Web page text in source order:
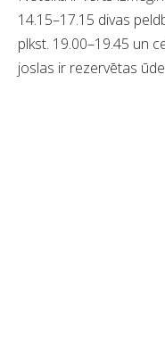
14.15–17.15 divas
plkst. 19.00–19.45 un
joslas ir rezervētas